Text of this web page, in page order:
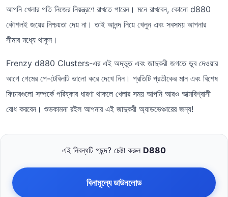
আপনি খেলার গতি নিজের নিয়ন্ত্রণে রাখতে পারেন। মনে রাখবেন, কোনো d880
কৌশলই জয়ের নিশ্চয়তা দেয় না। তাই আনন্দ নিয়ে খেলুন এবং সবসময় আপনার
সীমার মধ্যে থাকুন।
Frenzy d880 Clusters-এর এই অদ্ভুত এবং জাদুকরী জগতে ডুব দেওয়ার
আগে গেমের পে-টেবিলটি ভালো করে দেখে নিন। প্রতিটি প্রতীকের মান এবং বিশেষ
ফিচারগুলো সম্পর্কে পরিষ্কার ধারণা থাকলে খেলার সময় আপনি আরও আত্মবিশ্বাসী
বোধ করবেন। শুভকামনা রইল আপনার এই জাদুকরী অ্যাডভেঞ্চারের জন্য!
এই নিবন্ধটি পছন্দ? চেষ্টা করুন D880
বিনামূল্যে ডাউনলোড